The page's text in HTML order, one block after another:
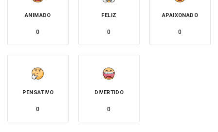
ANIMADO
0
FELIZ
0
APAIXONADO
0
PENSATIVO
0
DIVERTIDO
0